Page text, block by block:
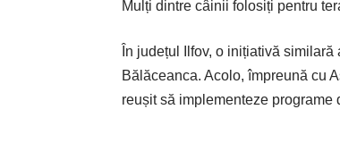
Mulți dintre câinii folosiți pentru
În județul Ilfov, o inițiativă
Bălăceanca. Acolo, împreună cu
reușit să implementeze